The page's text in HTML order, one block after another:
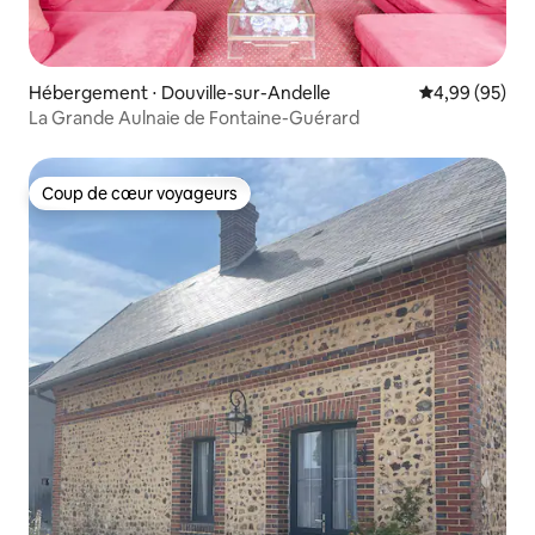
Hébergement ⋅ Douville-sur-Andelle Évaluation
4,99 (95)
La Grande Aulnaie de Fontaine-Guérard
Coup de cœur voyageurs
Coup de cœur voyageurs